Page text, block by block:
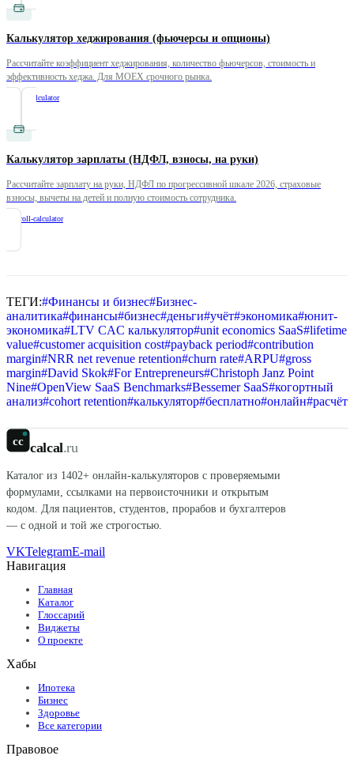
Калькулятор хеджирования (фьючерсы и опционы)
Рассчитайте коэффициент хеджирования, количество фьючерсов, стоимость и
эффективность хеджа. Для MOEX срочного рынка.
hedge-calculator
Калькулятор зарплаты (НДФЛ, взносы, на руки)
Рассчитайте зарплату на руки, НДФЛ по прогрессивной шкале 2026, страховые
взносы, вычеты на детей и полную стоимость сотрудника.
payroll-calculator
ТЕГИ:#Финансы и бизнес#Бизнес-
аналитика#финансы#бизнес#деньги#учёт#экономика#юнит-
экономика#LTV CAC калькулятор#unit economics SaaS#lifetime
value#customer acquisition cost#payback period#contribution
margin#NRR net revenue retention#churn rate#ARPU#gross
margin#David Skok#For Entrepreneurs#Christoph Janz Point
Nine#OpenView SaaS Benchmarks#Bessemer SaaS#когортный
анализ#cohort retention#калькулятор#бесплатно#онлайн#расчёт
cc calcal.ru
Каталог из 1402+ онлайн-калькуляторов с проверяемыми
формулами, ссылками на первоисточники и открытым
кодом. Для пациентов, студентов, прорабов и бухгалтеров
— с одной и той же строгостью.
VKTelegramE-mail
Навигация
Главная
Каталог
Глоссарий
Виджеты
О проекте
Хабы
Ипотека
Бизнес
Здоровье
Все категории
Правовое